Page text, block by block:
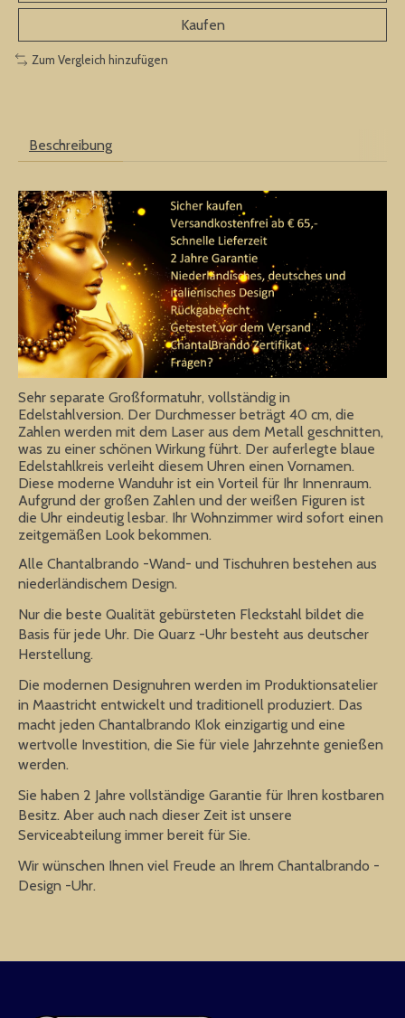
Kaufen
Zum Vergleich hinzufügen
Beschreibung
Sehr separate Großformatuhr, vollständig in
Edelstahlversion. Der Durchmesser beträgt 40 cm, die
Zahlen werden mit dem Laser aus dem Metall geschnitten,
was zu einer schönen Wirkung führt. Der auferlegte blaue
Edelstahlkreis verleiht diesem Uhren einen Vornamen.
Diese moderne Wanduhr ist ein Vorteil für Ihr Innenraum.
Aufgrund der großen Zahlen und der weißen Figuren ist
die Uhr eindeutig lesbar. Ihr Wohnzimmer wird sofort einen
zeitgemäßen Look bekommen.
Alle Chantalbrando -Wand- und Tischuhren bestehen aus
niederländischem Design.
Nur die beste Qualität gebürsteten Fleckstahl bildet die
Basis für jede Uhr. Die Quarz -Uhr besteht aus deutscher
Herstellung.
Die modernen Designuhren werden im Produktionsatelier
in Maastricht entwickelt und traditionell produziert. Das
macht jeden Chantalbrando Klok einzigartig und eine
wertvolle Investition, die Sie für viele Jahrzehnte genießen
werden.
Sie haben 2 Jahre vollständige Garantie für Ihren kostbaren
Besitz. Aber auch nach dieser Zeit ist unsere
Serviceabteilung immer bereit für Sie.
Wir wünschen Ihnen viel Freude an Ihrem Chantalbrando -
Design -Uhr.